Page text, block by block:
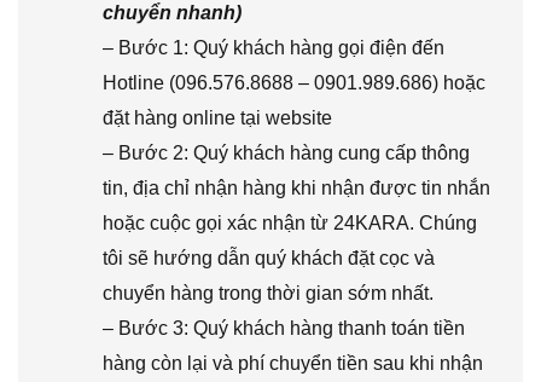
chuyển nhanh)
– Bước 1: Quý khách hàng gọi điện đến
Hotline (096.576.8688 – 0901.989.686) hoặc
đặt hàng online tại website
– Bước 2: Quý khách hàng cung cấp thông
tin, địa chỉ nhận hàng khi nhận được tin nhắn
hoặc cuộc gọi xác nhận từ 24KARA. Chúng
tôi sẽ hướng dẫn quý khách đặt cọc và
chuyển hàng trong thời gian sớm nhất.
– Bước 3: Quý khách hàng thanh toán tiền
hàng còn lại và phí chuyển tiền sau khi nhận